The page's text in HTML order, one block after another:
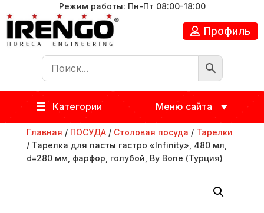
Режим работы: Пн-Пт 08:00-18:00
Профиль
Категории Меню сайта
Главная / ПОСУДА/ Столовая посуда / Тарелки
/ Тарелка для пасты гастро «Infinity», 480 мл,
d=280 мм, фарфор, голубой, By Bone (Турция)